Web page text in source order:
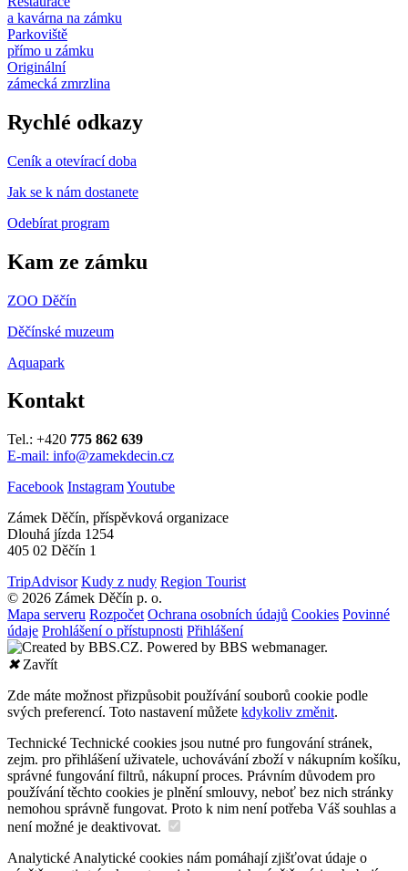
a kavárna na zámku
Parkoviště
přímo u zámku
Originální
zámecká zmrzlina
Rychlé odkazy
Ceník a otevírací doba
Jak se k nám dostanete
Odebírat program
Kam ze zámku
ZOO Děčín
Děčínské muzeum
Aquapark
Kontakt
Tel.: +420 775 862 639
E-mail: info@zamekdecin.cz
Facebook InstagramYoutube
Zámek Děčín, příspěvková organizace
Dlouhá jízda 1254
405 02 Děčín 1
TripAdvisor Kudy z nudy Region Tourist
© 2026 Zámek Děčín p. o.
Mapa serveru Rozpočet Ochrana osobních údajů Cookies Povinné
údaje Prohlášení o přístupnosti Přihlášení
✖Zavřít
Zde máte možnost přizpůsobit používání souborů cookie podle
svých preferencí. Toto nastavení můžete kdykoliv změnit.
Technické Technické cookies jsou nutné pro fungování stránek,
zejm. pro přihlášení uživatele, uchovávání zboží v nákupním košíku,
správné fungování filtrů, nákupní proces. Právním důvodem pro
používání těchto cookies je plnění smlouvy, neboť bez nich stránky
nemohou správně fungovat. Proto k nim není potřeba Váš souhlas a
není možné je deaktivovat.
Analytické Analytické cookies nám pomáhají zjišťovat údaje o